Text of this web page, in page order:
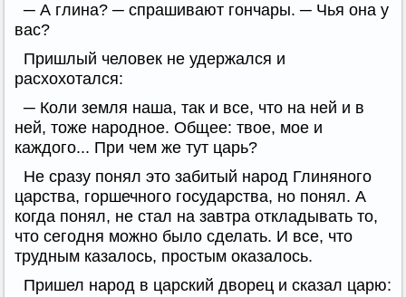
─ А глина? ─ спрашивают гончары. ─ Чья она у
вас?
Пришлый человек не удержался и
расхохотался:
─ Коли земля наша, так и все, что на ней и в
ней, тоже народное. Общее: твое, мое и
каждого... При чем же тут царь?
Не сразу понял это забитый народ Глиняного
царства, горшечного государства, но понял. А
когда понял, не стал на завтра откладывать то,
что сегодня можно было сделать. И все, что
трудным казалось, простым оказалось.
Пришел народ в царский дворец и сказал царю: